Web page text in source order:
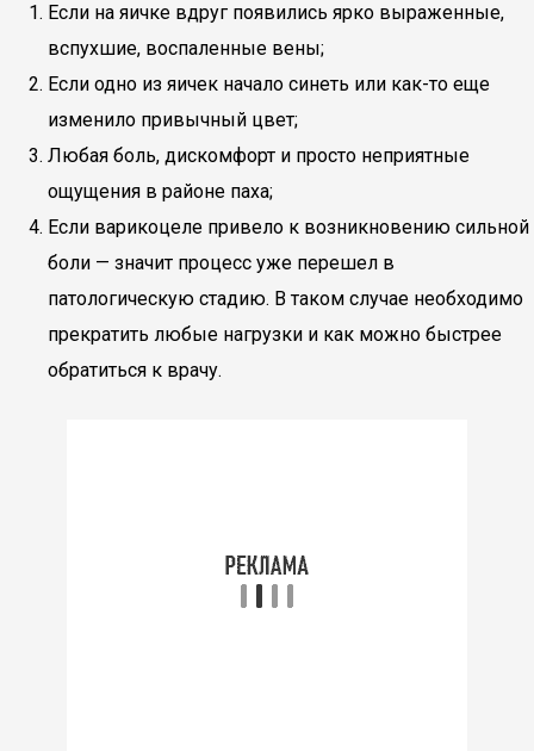
Если на яичке вдруг появились ярко выраженные,
вспухшие, воспаленные вены;
Если одно из яичек начало синеть или как-то еще
изменило привычный цвет;
Любая боль, дискомфорт и просто неприятные
ощущения в районе паха;
Если варикоцеле привело к возникновению сильной
боли — значит процесс уже перешел в
патологическую стадию. В таком случае необходимо
прекратить любые нагрузки и как можно быстрее
обратиться к врачу.